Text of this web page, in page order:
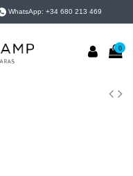
WhatsApp:+34 680 213 469
0